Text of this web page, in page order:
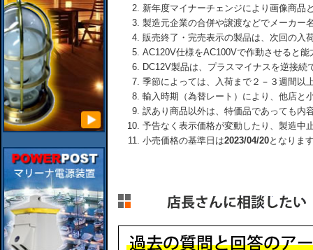
新年度マイナーチェンジにより画像商品
製造元企業の合併や譲渡などでメーカー
販売終了・完売表示の製品は、次回の入
AC120V仕様をAC100Vで作動させると
DC12V製品は、プラスマイナスを逆接
季節によっては、入荷まで２－３週間以
輸入時期（為替レート）により、他店と
訳あり商品以外は、特価品であっても内
予告なく表示価格が変動したり、製造中
小売価格の基準日は2023/04/20となりま